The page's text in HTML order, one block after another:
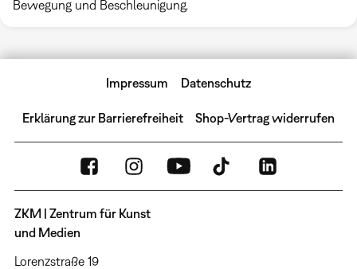
Bewegung und Beschleunigung.
Impressum Datenschutz
Erklärung zur Barrierefreiheit Shop-Vertrag widerrufen
ZKM | Zentrum für Kunst
und Medien
Lorenzstraße 19